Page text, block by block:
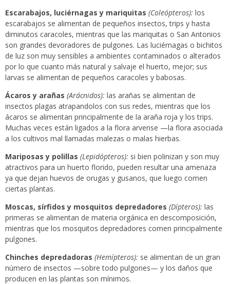
Escarabajos, luciérnagas y mariquitas (Coleópteros): los
escarabajos se alimentan de pequeños insectos, trips y hasta
diminutos caracoles, mientras que las mariquitas o San Antonios
son grandes devoradores de pulgones. Las luciérnagas o bichitos
de luz son muy sensibles a ambientes contaminados o alterados
por lo que cuanto más natural y salvaje el huerto, mejor; sus
larvas se alimentan de pequeños caracoles y babosas.
Ácaros y arañas (Arácnidos): las arañas se alimentan de
insectos plagas atrapandolos con sus redes, mientras que los
ácaros se alimentan principalmente de la araña roja y los trips.
Muchas veces están ligados a la flora arvense —la flora asociada
a los cultivos mal llamadas malezas o malas hierbas.
Mariposas y polillas (Lepidópteros): si bien polinizan y son muy
atractivos para un huerto florido, pueden resultar una amenaza
ya que dejan huevos de orugas y gusanos, que luego comen
ciertas plantas.
Moscas, sírfidos y mosquitos depredadores (Dípteros): las
primeras se alimentan de materia orgánica en descomposición,
mientras que los mosquitos depredadores comen principalmente
pulgones.
Chinches depredadoras (Hemípteros): se alimentan de un gran
número de insectos —sobre todo pulgones— y los daños que
producen en las plantas son mínimos.